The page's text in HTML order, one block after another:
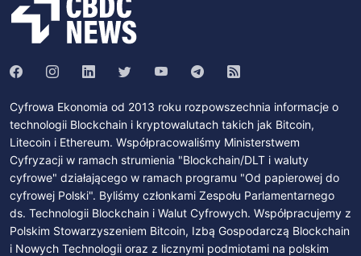
Cyfrowa Ekonomia od 2013 roku rozpowszechnia informacje o
technologii Blockchain i kryptowalutach takich jak Bitcoin,
Litecoin i Ethereum. Współpracowaliśmy Ministerstwem
Cyfryzacji w ramach strumienia "Blockchain/DLT i waluty
cyfrowe" działającego w ramach programu "Od papierowej do
cyfrowej Polski". Byliśmy członkami Zespołu Parlamentarnego
ds. Technologii Blockchain i Walut Cyfrowych. Współpracujemy z
Polskim Stowarzyszeniem Bitcoin, Izbą Gospodarczą Blockchain
i Nowych Technologii oraz z licznymi podmiotami na polskim